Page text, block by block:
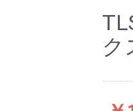
トラクション/ステ
リーシュコード
サーフボードフィン
ポンチョ/タオル
サーフハット/イン
ポリタンクケース・
バー/ウォーターボ
ボードケース/カバ
メンテナンス/リペ
スクレーパー/ワッ
キーボックス/スタ
ド/シートカバー/キ
ハンガー/キーポケ
防水バッグ/ケース
BBアクセサリー
ウインターアイテム
サーフボード/ソフ
リーシュコード
トラクション/ステ
サーフボードフィン
ハット/キャップ
ハンガー/ポンチョ/
防水バッグ/ケース
サーフボードラック
ワックス/リペア
サーフボードキャリ
ウエットスーツ/ブ
ツ/グローブ/ライク
日焼け止め・スキン＆
ヘアケア・クラゲ除け
ソフトボー
サーフボー
O&Eウェッ
デッキパッ
リーシュコー
ボードケー
サーフワック
スクレーパ
メンテナン
シートカバ
ケット/
サーフポン
ットハンガ
バケツ/ポリ
ース・カバ
タッパー/ラ
ード/インナ
ボードラッ
スタンド/
フィン/関連
サングラス
サーフハッ
プ/ヘルメッ
ビーチサン
フシューズ
SUP/ギア
ボディーボー
O&Eサーフ
ローブ/冬物
冬サーフア
ファッショ
ル/ステッカ
防災/衛生用
DVD/書籍 稲
川
大
大
金
白
武
竹
田
関
井
西
伊
ク